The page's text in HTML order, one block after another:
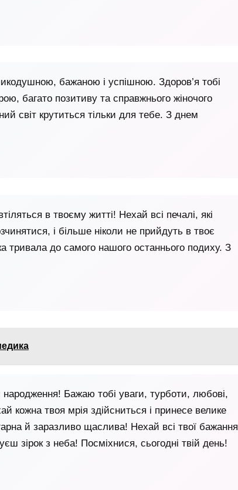
бажаною і успішною. Здоров’я тобі
багато позитиву та справжнього жіночого
світ крутиться тільки для тебе. З днем
в твоєму житті! Нехай всі печалі, які
і більше ніколи не прийдуть в твоє
до самого нашого останнього подиху. З
Бажаю тобі уваги, турботи, любові,
кожна твоя мрія здійсниться і принесе велике
й заразливо щаслива! Нехай всі твої бажання
зірок з неба! Посміхнися, сьогодні твій день!